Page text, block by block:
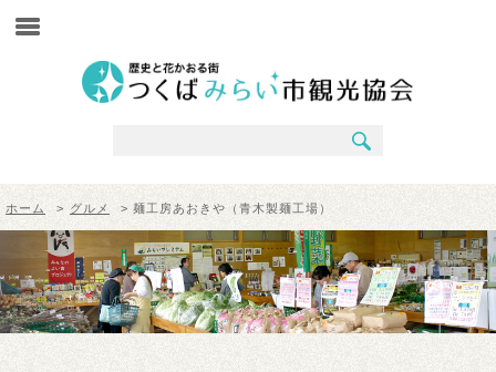
ホーム > グルメ > 麺工房あおきや（青木製麺工場）